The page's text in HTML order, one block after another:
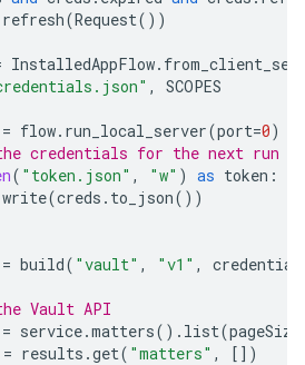
refresh(Request())
InstalledAppFlow.
,
SCOPES
= flow. run_local_server(port=0)
credentials for the next run
( "token.json" , "w" ) as token :
write(creds . to_json())
= build( "vault" , "v1" ,
Vault API
= service.matters() . list(pageSize
= results .get( "matters" , [])